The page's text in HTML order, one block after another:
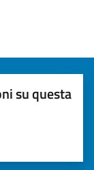
su questa
chiarezza delle